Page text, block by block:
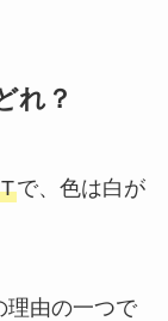
れ？
で、色は白が
理由の一つで